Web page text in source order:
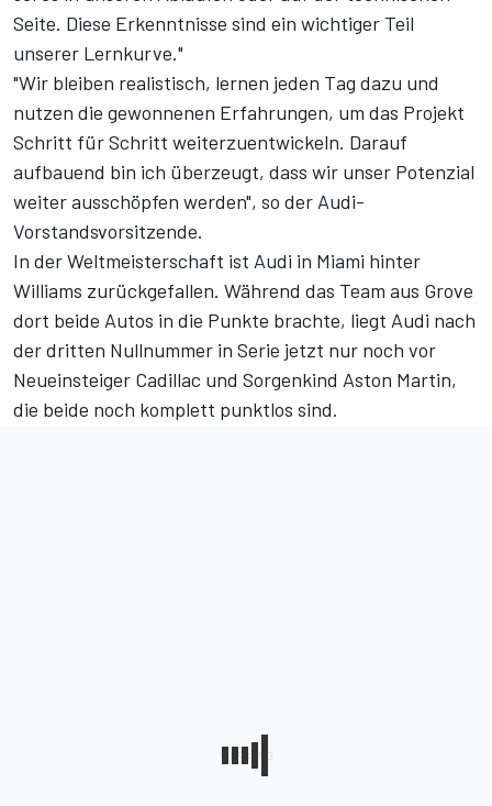
Seite. Diese Erkenntnisse sind ein wichtiger Teil
unserer Lernkurve."
"Wir bleiben realistisch, lernen jeden Tag dazu und
nutzen die gewonnenen Erfahrungen, um das Projekt
Schritt für Schritt weiterzuentwickeln. Darauf
aufbauend bin ich überzeugt, dass wir unser Potenzial
weiter ausschöpfen werden", so der Audi-
Vorstandsvorsitzende.
In der Weltmeisterschaft ist Audi in Miami hinter
Williams zurückgefallen. Während das Team aus Grove
dort beide Autos in die Punkte brachte, liegt Audi nach
der dritten Nullnummer in Serie jetzt nur noch vor
Neueinsteiger Cadillac und Sorgenkind Aston Martin,
die beide noch komplett punktlos sind.